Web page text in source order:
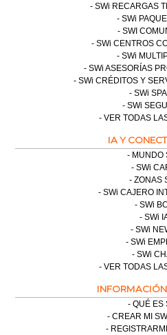
SWi RECARGAS
SWi
SWI
SWi CENTROS
SWi
SWi ASESORÍAS
SWi CRÉDITOS Y
SWi
SWi
VER TODAS
IA Y
MUNDO
SWi
ZONAS
SWi CAJERO
SWi
SWi
SWi
SWi
SWi
VER TODAS
INFORMACIÓN
QUÉ ES
CREAR MI